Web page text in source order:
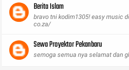
Berita Islam
bravo tni kodim1305! easy music
co.za/
Sewa Proyektor Pekanbaru
semoga semua nya selamat dan